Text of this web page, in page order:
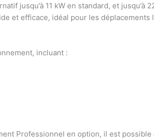
jusqu’à 11 kW en standard, et
et efficace, idéal pour les déplacements
incluant :
Professionnel en option, il est